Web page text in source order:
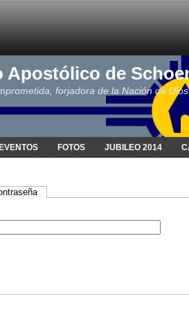
Apostólico de
forjadora de la Nación de
EVENTOS FOTOS JUBILEO 2014